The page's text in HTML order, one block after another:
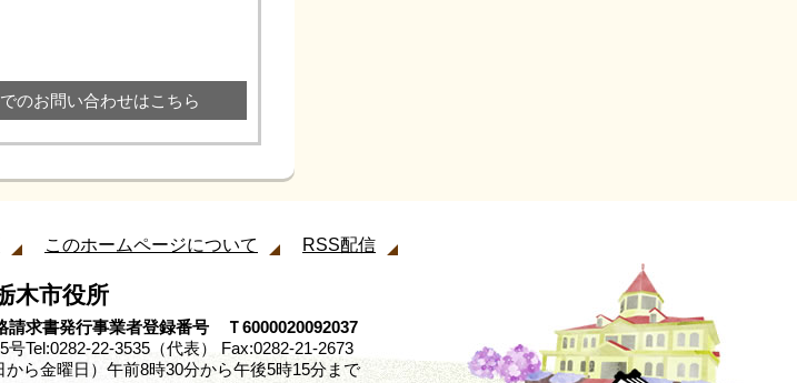
のお問い合わせはこちら
このホームページについて RSS配信
木市役所
書発行事業者登録番号 Ｔ6000020092037
号Tel:0282-22-3535（代表） Fax:0282-21-2673
ら金曜日）午前8時30分から午後5時15分まで